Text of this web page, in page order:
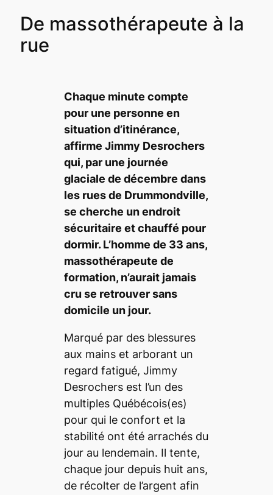
De massothérapeute à la
rue
Chaque minute compte
pour une personne en
situation d’itinérance,
affirme Jimmy Desrochers
qui, par une journée
glaciale de décembre dans
les rues de Drummondville,
se cherche un endroit
sécuritaire et chauffé pour
dormir. L’homme de 33 ans,
massothérapeute de
formation, n’aurait jamais
cru se retrouver sans
domicile un jour.
Marqué par des blessures
aux mains et arborant un
regard fatigué, Jimmy
Desrochers est l’un des
multiples Québécois(es)
pour qui le confort et la
stabilité ont été arrachés du
jour au lendemain. Il tente,
chaque jour depuis huit ans,
de récolter de l’argent afin